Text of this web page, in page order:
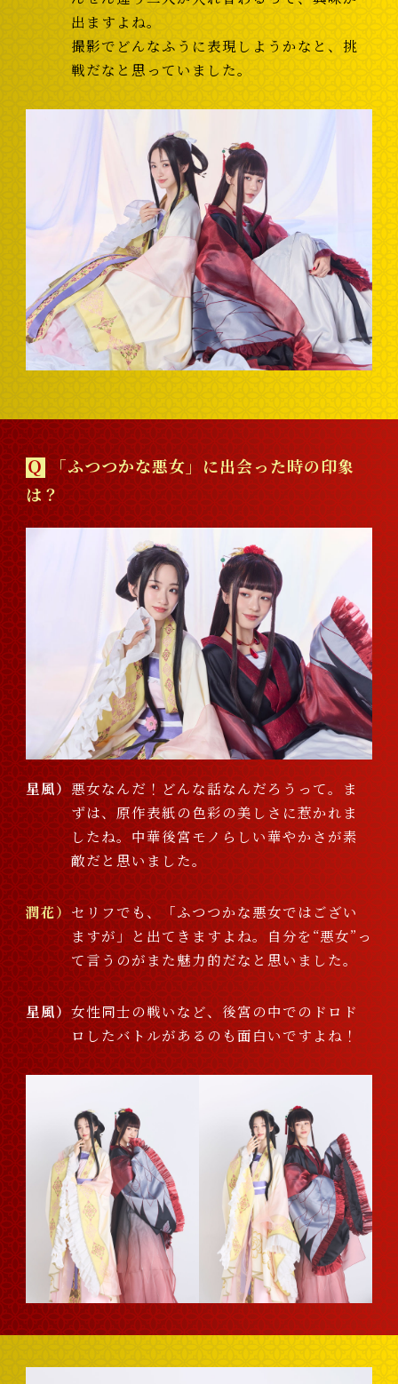
出ますよね。
撮影でどんなふうに表現しようかなと、挑
戦だなと思っていました。
Ｑ 「ふつつかな悪女」に出会った時の印象
は？
星風
悪女なんだ！どんな話なんだろうって。ま
ずは、原作表紙の色彩の美しさに惹かれま
したね。中華後宮モノらしい華やかさが素
敵だと思いました。
潤花
セリフでも、「ふつつかな悪女ではござい
ますが」と出てきますよね。自分を“悪女”っ
て言うのがまた魅力的だなと思いました。
星風
女性同士の戦いなど、後宮の中でのドロド
ロしたバトルがあるのも面白いですよね！